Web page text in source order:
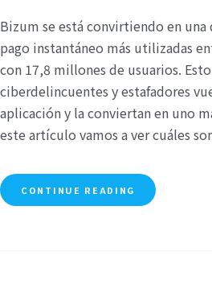
Bizum se está convirtiendo en una
pago instantáneo más utilizadas
con 17,8 millones de usuarios.
ciberdelincuentes y estafadores
aplicación y la conviertan en uno
este artículo vamos a ver cuáles
CONTINUE READING